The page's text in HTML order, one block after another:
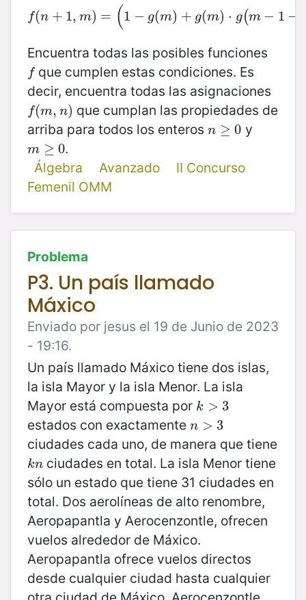
f(n + 1, m) = (1 − g(m) + g(m) ⋅ g(m − 1 −
f(n +1 ,m) =( 1−g(m) +g(m )⋅ g(m−1 −f (n
Encuentra todas las posibles funciones
f
fque cumplen estas condiciones. Es
decir, encuentra todas las asignaciones
f(m, n)
f(m,n )
que cumplan las propiedades de
arriba para todos los enteros n ≥ 0
n≥0 y
m ≥ 0
m≥0
.
Álgebra
Avanzado
II Concurso
Femenil OMM
Problema
P3. Un país llamado
Máxico
Enviado por jesus el 19 de Junio de 2023
- 19:16.
Un país llamado Máxico tiene dos islas,
la isla Mayor y la isla Menor. La isla
Mayor está compuesta por k > 3
k>3
estados con exactamente n > 3
n>3
ciudades cada uno, de manera que tiene
kn
kn ciudades en total. La isla Menor tiene
sólo un estado que tiene 31 ciudades en
total. Dos aerolíneas de alto renombre,
Aeropapantla y Aerocenzontle, ofrecen
vuelos alrededor de Máxico.
Aeropapantla ofrece vuelos directos
desde cualquier ciudad hasta cualquier